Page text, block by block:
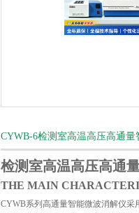
CYWB-6检测室高温高压高通
检测室高温高压高通
THE MAIN
CYWB系列高通量智能微波消解仪